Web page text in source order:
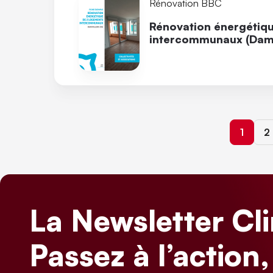
Rénovation BBC
Rénovation
intercommunaux
Page
1 2
La Newsletter
Passez à